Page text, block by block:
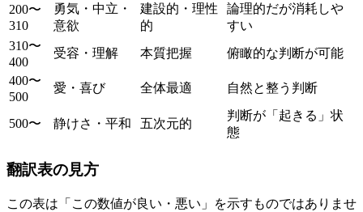
200〜
310
勇気・中立・
意欲
建設的・理性
的
論理的だが消耗しや
すい
310〜
400
受容・理解 本質把握
俯瞰的な判断が可能
400〜
500
愛・喜び 全体最適 自然と整う判断
500〜 静けさ・平和 五次元的
判断が「起きる」状
態
翻訳表の見方
この表は「この数値が良い・悪い」を示すものではありませ